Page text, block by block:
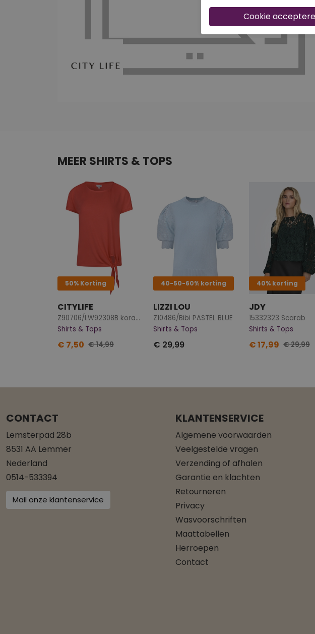
MEER SHIRTS & TOPS
50% Korting
CITYLIFE
Z90706/LW92308B koraal
Shirts & Tops
€ 7,50 € 14,99
40-50-60% korting
LIZZI LOU
Z10486/Bibi PASTEL BLUE
Shirts & Tops
€ 29,99
40% korting
JDY
15332323 Scarab
Shirts & Tops
€ 17,99 € 29,99
CONTACT
Lemsterpad 28b
8531 AA Lemmer
Nederland
0514-533394
Mail onze klantenservice
KLANTENSERVICE
Algemene voorwaarden
Veelgestelde vragen
Verzending of afhalen
Garantie en klachten
Retourneren
Privacy
Wasvoorschriften
Maattabellen
Herroepen
Contact